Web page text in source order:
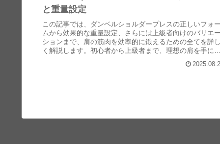
と重量設定
この記事では、ダンベルショルダープレスの正しいフォー
ムから効果的な重量設定、さらには上級者向けのバリエー
ションまで、肩の筋肉を効率的に鍛えるための全てを詳し
く解説します。初心者から上級者まで、理想の肩を手に入